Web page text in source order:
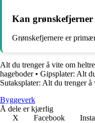
Kan
Grønskefjernere er
Alt du trenger å vite om
hageboder• Gipsplater: Alt
Sutaksplater: Alt du trenger å
Byggeverk
Å dele er kjærlig
X
Facebook